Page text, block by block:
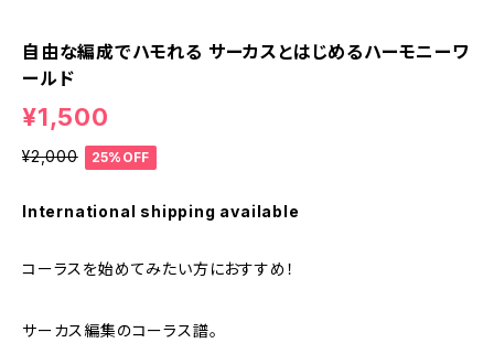
自由な編成でハモれる サーカスとはじめるハーモニーワ
ールド
¥1,500
¥2,000 25%OFF
International shipping available
コーラスを始めてみたい方におすすめ！
サーカス編集のコーラス譜。